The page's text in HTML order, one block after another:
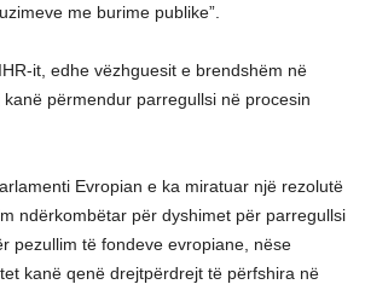
me burime publike”.
it, edhe vëzhguesit e brendshëm në
përmendur parregullsi në procesin
Evropian e ka miratuar një rezolutë
ndërkombëtar për dyshimet për parregullsi
pezullim të fondeve evropiane, nëse
kanë qenë drejtpërdrejt të përfshira në